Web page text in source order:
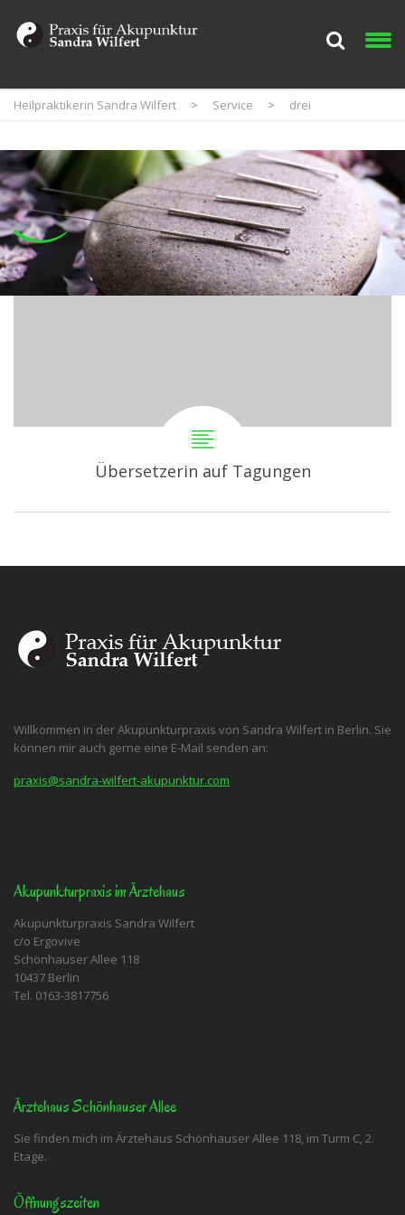
Heilpraktikerin Sandra Wilfert > Service > drei
Übersetzerin auf Tagungen
Willkommen in der Akupunkturpraxis von Sandra Wilfert in Berlin. Sie
können mir auch gerne eine E-Mail senden an:
praxis@sandra-wilfert-akupunktur.com
Akupunkturpraxis im Ärztehaus
Akupunkturpraxis Sandra Wilfert
c/o Ergovive
Schönhauser Allee 118
10437 Berlin
Tel. 0163-3817756
Ärztehaus Schönhauser Allee
Sie finden mich im Ärztehaus Schönhauser Allee 118, im Turm C, 2.
Etage.
Öffnungszeiten